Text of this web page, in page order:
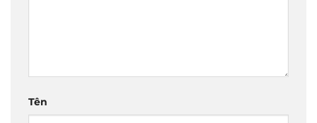
Tên